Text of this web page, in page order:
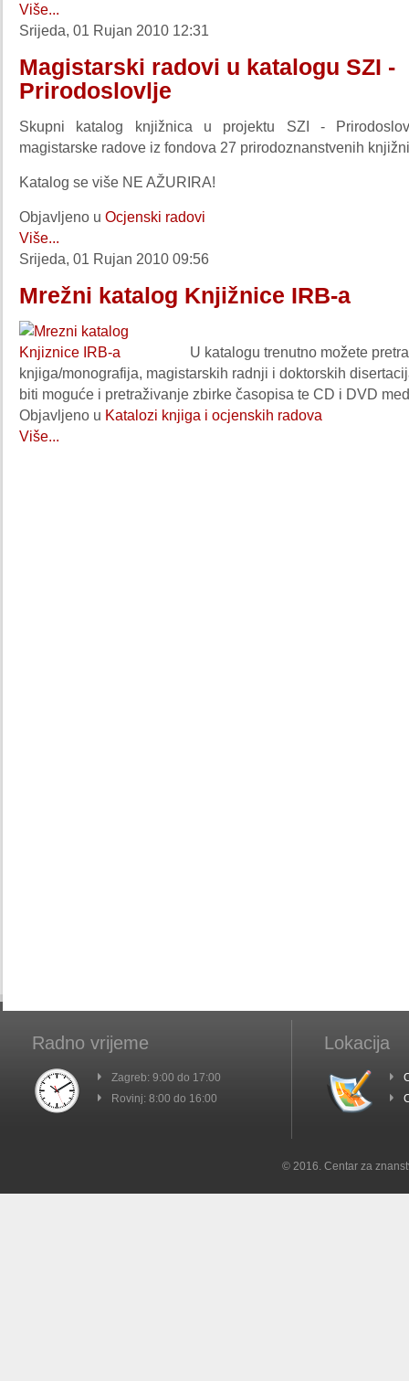
Više...
Srijeda, 01 Rujan 2010 12:31
Magistarski radovi u katalogu SZI -
Prirodoslovlje
Skupni katalog knjižnica u projektu SZI -
magistarske radove iz fondova 27 prirodoznanstvenih
Katalog se više NE AŽURIRA!
Objavljeno u Ocjenski radovi
Više...
Srijeda, 01 Rujan 2010 09:56
Mrežni katalog Knjižnice IRB-a
U katalogu trenutno možete
knjiga/monografija, magistarskih radnji i doktorskih
biti moguće i pretraživanje zbirke časopisa te CD i DVD
Objavljeno u Katalozi knjiga i ocjenskih radova
Više...
Radno vrijeme
Zagreb: 9:00 do 17:00
Rovinj: 8:00 do 16:00
Lokacija
© 2016. Centar za